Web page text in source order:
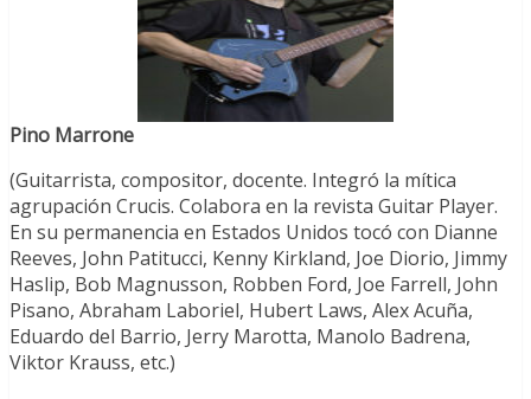
Pino Marrone
(Guitarrista, compositor, docente. Integró la mítica
agrupación Crucis. Colabora en la revista Guitar Player.
En su permanencia en Estados Unidos tocó con Dianne
Reeves, John Patitucci, Kenny Kirkland, Joe Diorio, Jimmy
Haslip, Bob Magnusson, Robben Ford, Joe Farrell, John
Pisano, Abraham Laboriel, Hubert Laws, Alex Acuña,
Eduardo del Barrio, Jerry Marotta, Manolo Badrena,
Viktor Krauss, etc.)